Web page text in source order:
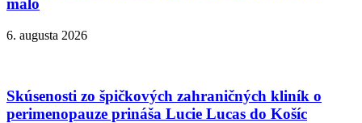
málo
6. augusta 2026
Skúsenosti zo špičkových zahraničných kliník o
perimenopauze prináša Lucie Lucas do Košíc